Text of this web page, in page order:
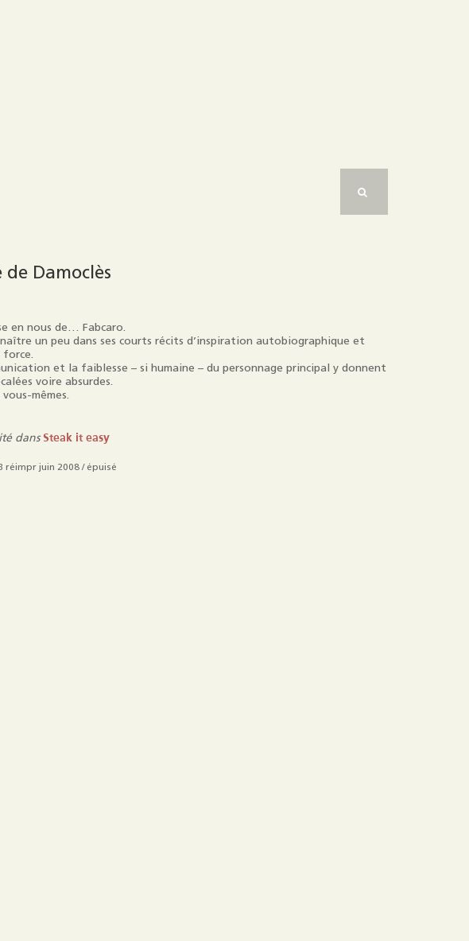
de Damoclès
en nous de… Fabcaro.
un peu dans ses courts récits d’inspiration autobiographique et
et la faiblesse – si humaine – du personnage principal y donnent
voire absurdes.
mêmes.
dansSteak it easy
réimpr juin 2008 / épuisé